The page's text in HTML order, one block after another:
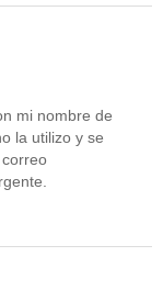
mi nombre de
la utilizo y se